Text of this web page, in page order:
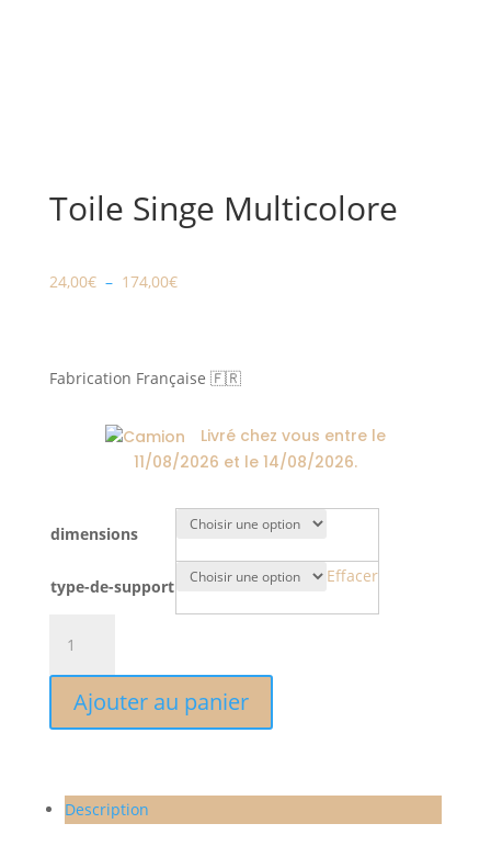
Toile Singe Multicolore
24,00€ – 174,00€Plage
à
Fabrication Française 🇫🇷
Livré chez vous entre le
11/08/2026 et le 14/08/2026.
dimensions
type-de-support
Effacer
Toile
Singe
Multicolore
Ajouter au panier
Description